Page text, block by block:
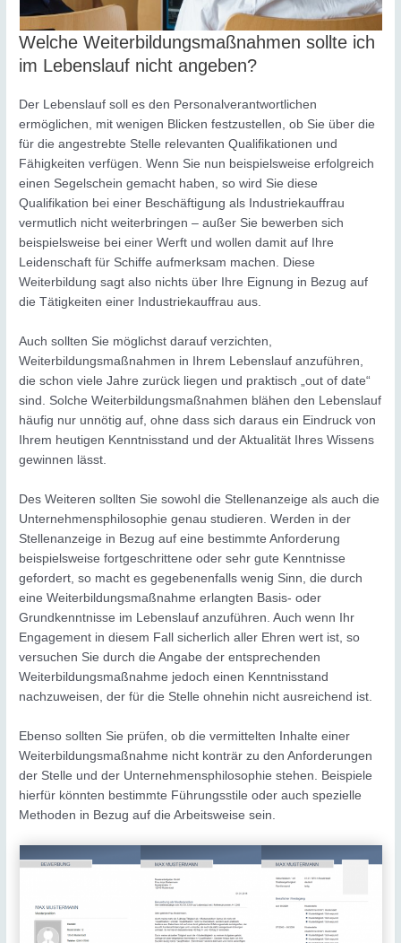
Welche Weiterbildungsmaßnahmen sollte ich
im Lebenslauf nicht angeben?
Der Lebenslauf soll es den Personalverantwortlichen
ermöglichen, mit wenigen Blicken festzustellen, ob Sie über die
für die angestrebte Stelle relevanten Qualifikationen und
Fähigkeiten verfügen. Wenn Sie nun beispielsweise erfolgreich
einen Segelschein gemacht haben, so wird Sie diese
Qualifikation bei einer Beschäftigung als Industriekauffrau
vermutlich nicht weiterbringen – außer Sie bewerben sich
beispielsweise bei einer Werft und wollen damit auf Ihre
Leidenschaft für Schiffe aufmerksam machen. Diese
Weiterbildung sagt also nichts über Ihre Eignung in Bezug auf
die Tätigkeiten einer Industriekauffrau aus.
Auch sollten Sie möglichst darauf verzichten,
Weiterbildungsmaßnahmen in Ihrem Lebenslauf anzuführen,
die schon viele Jahre zurück liegen und praktisch „out of date“
sind. Solche Weiterbildungsmaßnahmen blähen den Lebenslauf
häufig nur unnötig auf, ohne dass sich daraus ein Eindruck von
Ihrem heutigen Kenntnisstand und der Aktualität Ihres Wissens
gewinnen lässt.
Des Weiteren sollten Sie sowohl die Stellenanzeige als auch die
Unternehmensphilosophie genau studieren. Werden in der
Stellenanzeige in Bezug auf eine bestimmte Anforderung
beispielsweise fortgeschrittene oder sehr gute Kenntnisse
gefordert, so macht es gegebenenfalls wenig Sinn, die durch
eine Weiterbildungsmaßnahme erlangten Basis- oder
Grundkenntnisse im Lebenslauf anzuführen. Auch wenn Ihr
Engagement in diesem Fall sicherlich aller Ehren wert ist, so
versuchen Sie durch die Angabe der entsprechenden
Weiterbildungsmaßnahme jedoch einen Kenntnisstand
nachzuweisen, der für die Stelle ohnehin nicht ausreichend ist.
Ebenso sollten Sie prüfen, ob die vermittelten Inhalte einer
Weiterbildungsmaßnahme nicht konträr zu den Anforderungen
der Stelle und der Unternehmensphilosophie stehen. Beispiele
hierfür könnten bestimmte Führungsstile oder auch spezielle
Methoden in Bezug auf die Arbeitsweise sein.